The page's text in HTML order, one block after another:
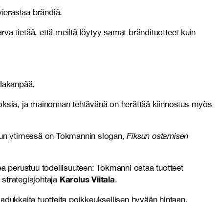
brändiä.
tietää, että meiltä löytyy samat brändituotteet kuin
ja mainonnan tehtävänä on herättää kiinnostus myös
ytimessä on Tokmannin slogan,Fiksun ostamisen
perustuu todellisuuteen: Tokmanni ostaa tuotteet
Karolus Viitala.
tuotteita poikkeuksellisen hyvään hintaan.